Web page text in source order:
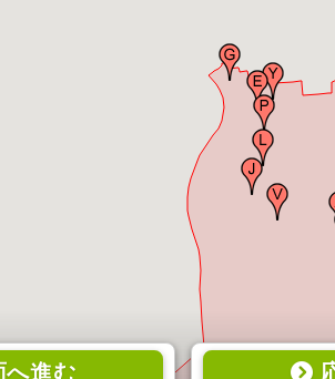
へ進む